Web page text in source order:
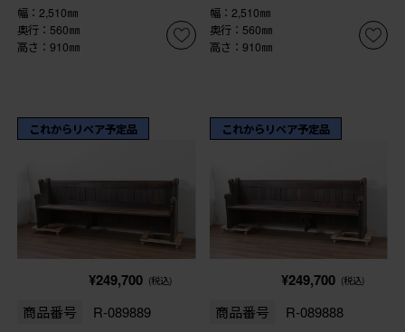
幅：2,510㎜
奥行：560㎜
高さ：910㎜
幅：2,510㎜
奥行：560㎜
高さ：910㎜
これからリペア予定品
¥249,700 (税込)
商品番号 R-089889
これからリペア予定品
¥249,700 (税込)
商品番号 R-089888